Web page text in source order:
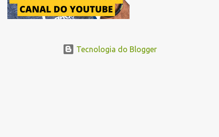
Tecnologia do Blogger